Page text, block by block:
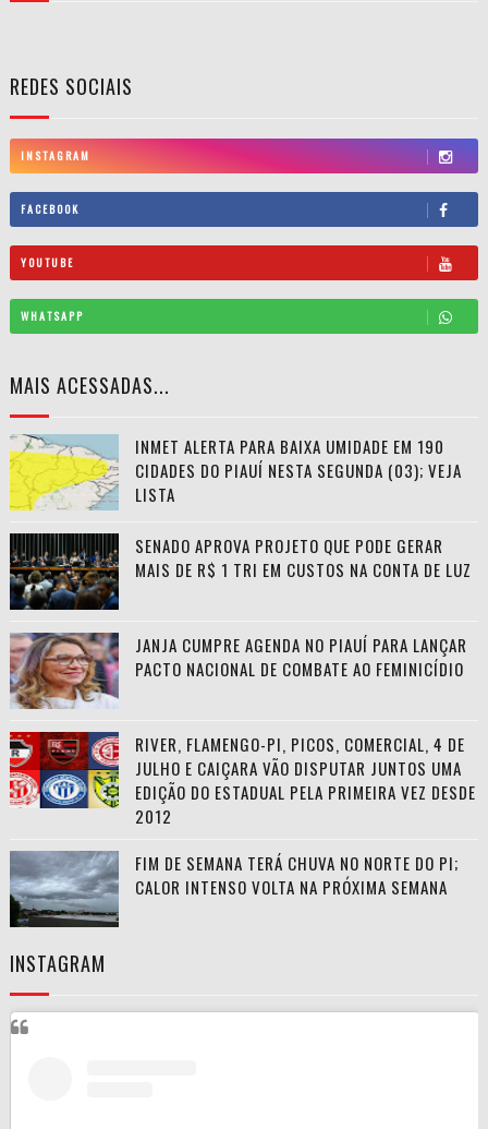
REDES SOCIAIS
INSTAGRAM
FACEBOOK
YOUTUBE
WHATSAPP
MAIS ACESSADAS...
INMET ALERTA PARA BAIXA UMIDADE EM 190
CIDADES DO PIAUÍ NESTA SEGUNDA (03); VEJA
LISTA
SENADO APROVA PROJETO QUE PODE GERAR
MAIS DE R$ 1 TRI EM CUSTOS NA CONTA DE LUZ
JANJA CUMPRE AGENDA NO PIAUÍ PARA LANÇAR
PACTO NACIONAL DE COMBATE AO FEMINICÍDIO
RIVER, FLAMENGO-PI, PICOS, COMERCIAL, 4 DE
JULHO E CAIÇARA VÃO DISPUTAR JUNTOS UMA
EDIÇÃO DO ESTADUAL PELA PRIMEIRA VEZ DESDE
2012
FIM DE SEMANA TERÁ CHUVA NO NORTE DO PI;
CALOR INTENSO VOLTA NA PRÓXIMA SEMANA
INSTAGRAM